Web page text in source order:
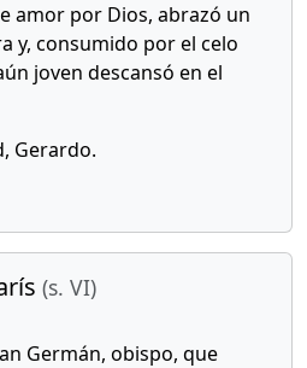
amor por Dios, abrazó un
y, consumido por el celo
joven descansó en el
Gerardo.
(s. VI)
Germán, obispo, que